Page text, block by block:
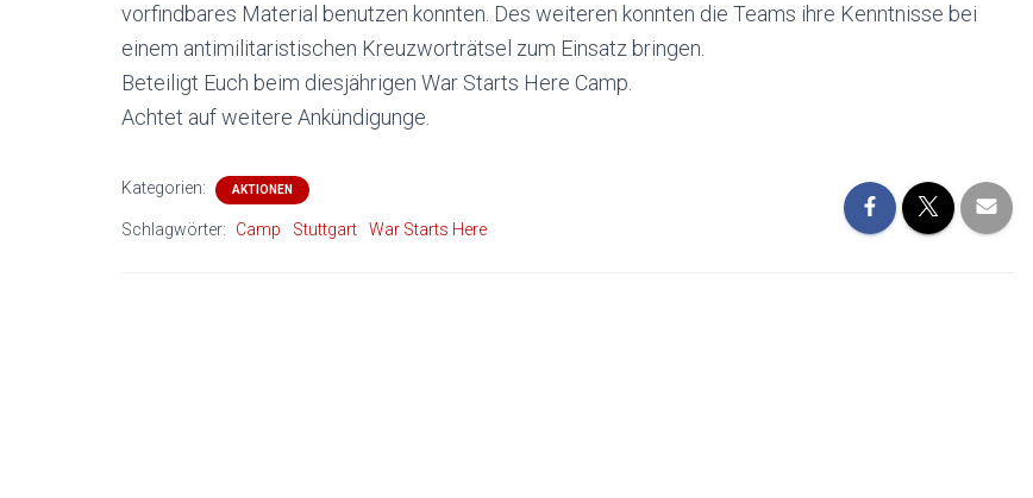
vorfindbares Material benutzen konnten. Des weiteren konnten die Teams ihre Kenntnisse bei
einem antimilitaristischen Kreuzworträtsel zum Einsatz bringen.
Beteiligt Euch beim diesjährigen War Starts Here Camp.
Achtet auf weitere Ankündigunge.
Kategorien: AKTIONEN
Schlagwörter: Camp Stuttgart War Starts Here